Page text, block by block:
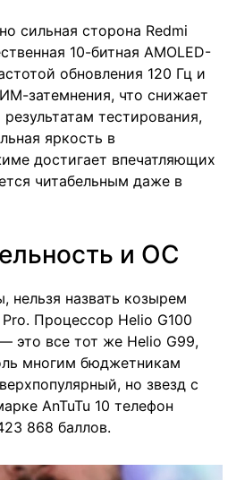
сильная сторона Redmi
10-битная AMOLED-
обновления 120 Гц и
затемнения, что снижает
результатам тестирования,
яркость в
достигает впечатляющих
читабельным даже в
и ОС
нельзя назвать козырем
Процессор Helio G100
это все тот же Helio G99,
многим бюджетникам
но звезд с
AnTuTu 10 телефон
868 баллов.